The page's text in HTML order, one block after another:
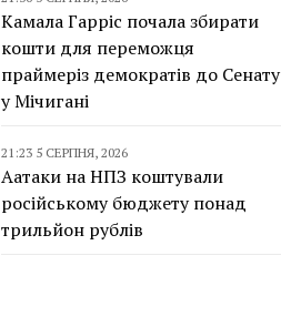
Камала Гарріс почала збирати
кошти для переможця
праймеріз демократів до Сенату
у Мічигані
21:23 5 СЕРПНЯ, 2026
Аатаки на НПЗ коштували
російському бюджету понад
трильйон рублів